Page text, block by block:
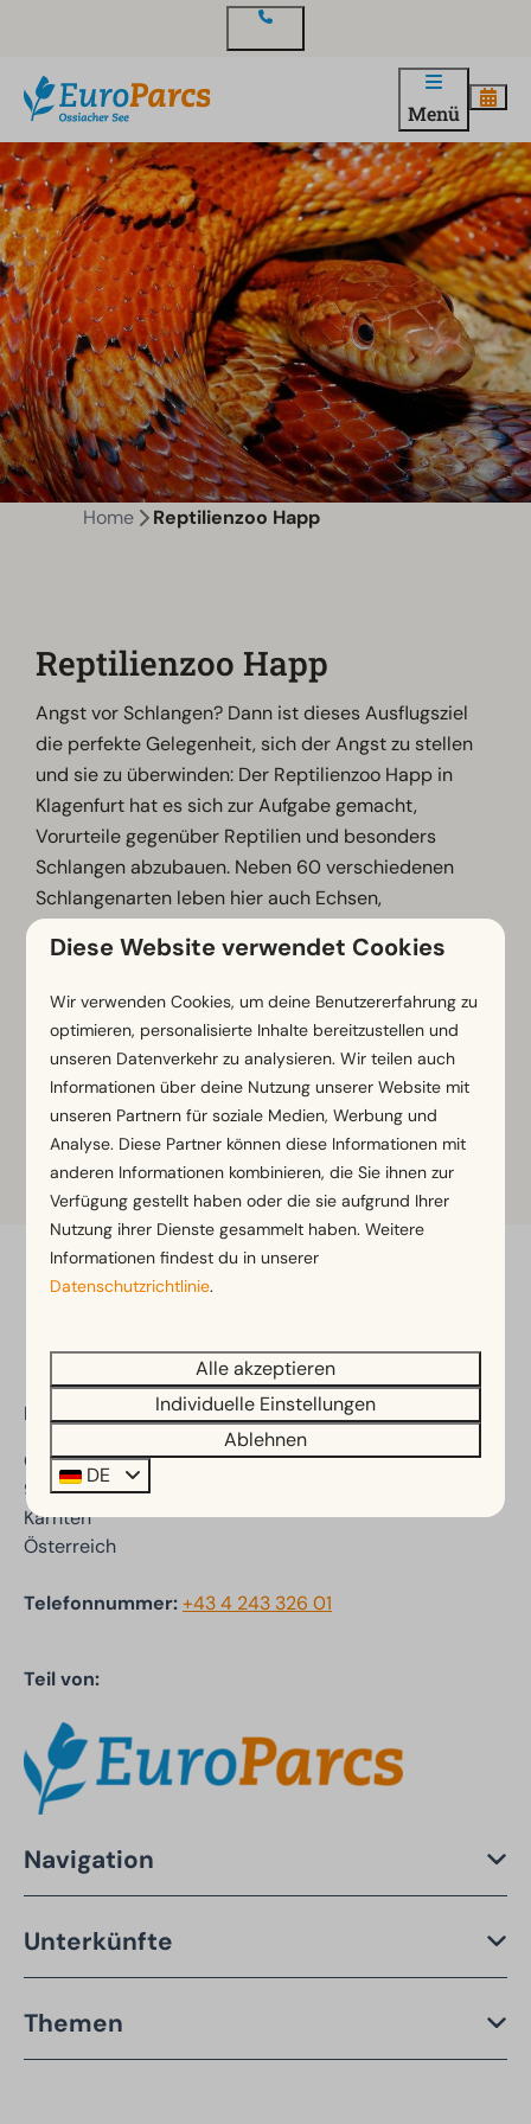
Menü
Home Reptilienzoo Happ
Reptilienzoo Happ
Angst vor Schlangen? Dann ist dieses Ausflugsziel
die perfekte Gelegenheit, sich der Angst zu stellen
und sie zu überwinden: Der Reptilienzoo Happ in
Klagenfurt hat es sich zur Aufgabe gemacht,
Vorurteile gegenüber Reptilien und besonders
Schlangen abzubauen. Neben 60 verschiedenen
Schlangenarten leben hier auch Echsen,
Schildkröten und Insekten. Es gibt auch einen
Streichelzoo mit Kaninchen und Meerschweinchen.
Der Zoo öffnet täglich seine Pforten, im Sommer von
09:00 bis 18:00 Uhr und im Winter von 09:00 bis
17:00 Uhr. Im November hat der Reptilienzoo
geschlossen.
Mehr Informationen
Bezahl sicher
EuroParcs Ossiacher See
Ostriach 67
9570 Ostriach
Kärnten
Österreich
Telefonnummer:+43 4 243 326 01
Teil von:
Navigation
Unterkünfte
Themen
Diese Website verwendet Cookies
Wir verwenden Cookies, um deine Benutzererfahrung zu
optimieren, personalisierte Inhalte bereitzustellen und
unseren Datenverkehr zu analysieren. Wir teilen auch
Informationen über deine Nutzung unserer Website mit
unseren Partnern für soziale Medien, Werbung und
Analyse. Diese Partner können diese Informationen mit
anderen Informationen kombinieren, die Sie ihnen zur
Verfügung gestellt haben oder die sie aufgrund Ihrer
Nutzung ihrer Dienste gesammelt haben. Weitere
Informationen findest du in unserer
Datenschutzrichtlinie.
Alle akzeptieren
Individuelle Einstellungen
Ablehnen
DE